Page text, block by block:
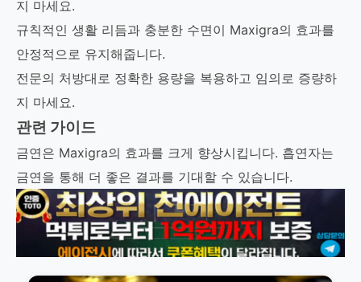
지 마세요.
규칙적인 생활 리듬과 충분한 수면이 Maxigra의 효과를
안정적으로 유지해줍니다.
전문의 처방대로 정확한 용량을 복용하고 임의로 증량하
지 마세요.
관련 가이드
금연은 Maxigra의 효과를 크게 향상시킵니다. 흡연자는
금연을 통해 더 좋은 결과를 기대할 수 있습니다.